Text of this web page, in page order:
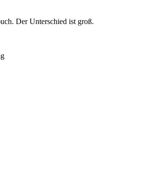
Der Unterschied ist groß.